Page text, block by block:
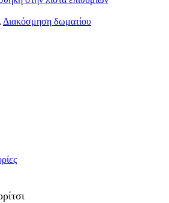
, Διακόσμηση δωματίου